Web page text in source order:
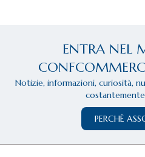
ENTRA NEL
Notizie, informazioni, curiosità,
PERCHÈ